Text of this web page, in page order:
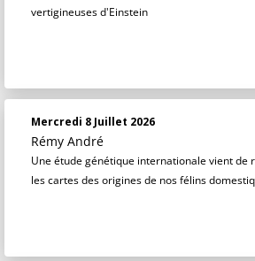
vertigineuses d'Einstein
Mercredi 8 Juillet 2026
Rémy André
Une étude génétique internationale vient de
les cartes des origines de nos félins